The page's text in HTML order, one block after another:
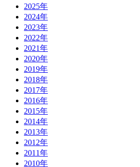
2025年
2024年
2023年
2022年
2021年
2020年
2019年
2018年
2017年
2016年
2015年
2014年
2013年
2012年
2011年
2010年